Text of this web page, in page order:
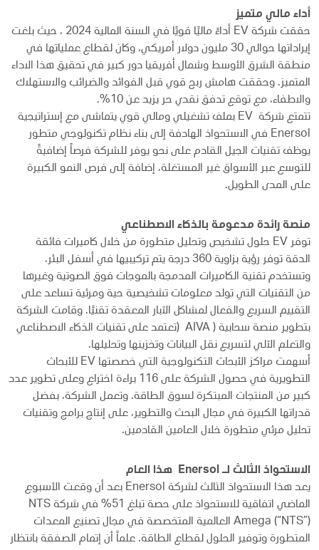
أداء مالي متميز
حققت شركة EV أداءً ماليًا قويًا في السنة المالية 2024 ، حيث بلغت
إيراداتها حوالي 30 مليون دولار أمريكي، وكان لقطاع عملياتها في
منطقة الشرق الأوسط وشمال أفريقيا دور كبير في تحقيق هذا الاداء
المتميز. وحققت هامش ربح قوي قبل الفوائد والضرائب والاستهلاك
والاطفاء، مع توقع تدفق نقدي حر يزيد عن 10%.
تتمتع شركة EV بملف تشغيلي ومالي قوي يتماشى مع إستراتيجية
Enersol في الاستحواذ الهادفة إلى بناء نظام تكنولوجي متطور
يوظف تقنيات الجيل القادم على نحو يوفر للشركة فرصاً إضافيةً
للتوسع عبر الأسواق غير المستغلة، إضافة إلى فرص النمو الكبيرة
على المدى الطويل.
منصة رائدة مدعومة بالذكاء الاصطناعي
توفر EV حلول تشخيص وتحليل متطورة من خلال كاميرات فائقة
الدقة توفر رؤية بزاوية 360 درجة يتم تركيبيها في أسفل البئر،
وتستخدم تقنية الكاميرات المدمجة بالموجات فوق الصوتية وغيرها
من التقنيات التي تولد معلومات تشخيصية حية ومرئية تساعد على
التقييم السريع والفعال لمشاكل الآبار المعقدة تقنيًا. وقامت الشركة
بتطوير منصة سحابية ( AIVA (تعتمد على تقنيات الذكاء الاصطناعي
والتعلم الآلي لتسريع نقل البيانات وتخزينها وتحليلها.
أسهمت مراكز الأبحاث التكنولوجية التي خصصتها EV للأبحاث
التطويرية في حصول الشركة على 116 براءة اختراع وعلى تطوير عدد
كبير من المنتجات المبتكرة لسوق الطاقة. وتعمل الشركة، بفضل
قدراتها الكبيرة في مجال البحث والتطوير، على إنتاج برامج وتقنيات
تحليل مرئي متطورة خلال العامين القادمين.
الاستحواذ الثالث لـ Enersol هذا العام
يعد هذا الاستحواذ الثالث لشركة Enersol بعد أن وقعت الأسبوع
الماضي اتفاقية للاستحواذ على حصة تبلغ 51% في شركة NTS
Amega (“NTS”) العالمية المتخصصة في مجال تصنيع المعدات
المتطورة وتوفير الحلول لقطاع الطاقة. علماً أن إتمام الصفقة بانتظار